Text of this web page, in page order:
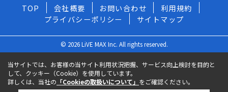
TOP 会社概要 お問い合わせ
利用規約
プライバシーポリシー
サイトマップ
© 2026 LiVE MAX Inc. All rights reserved.
当サイトでは、お客様の当サイト利用状況把握、サービス向上検討を目的と
して、クッキー（Cookie）を使用しています。
詳しくは、当社の 「Cookieの取扱いについて」 をご確認ください。